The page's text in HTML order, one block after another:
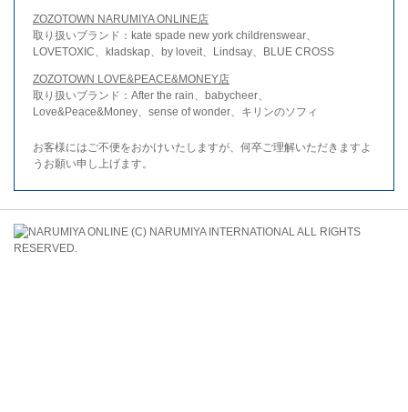
ZOZOTOWN NARUMIYA ONLINE店
取り扱いブランド：kate spade new york childrenswear、
LOVETOXIC、kladskap、by loveit、Lindsay、BLUE CROSS
ZOZOTOWN LOVE&PEACE&MONEY店
取り扱いブランド：After the rain、babycheer、
Love&Peace&Money、sense of wonder、キリンのソフィ
お客様にはご不便をおかけいたしますが、何卒ご理解いただきますよ
うお願い申し上げます。